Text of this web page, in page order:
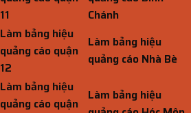
11
Chánh
Làm bảng hiệu
quảng cáo quận
12
Làm bảng hiệu
quảng cáo Nhà Bè
Làm bảng hiệu
quảng cáo quận
Làm bảng hiệu